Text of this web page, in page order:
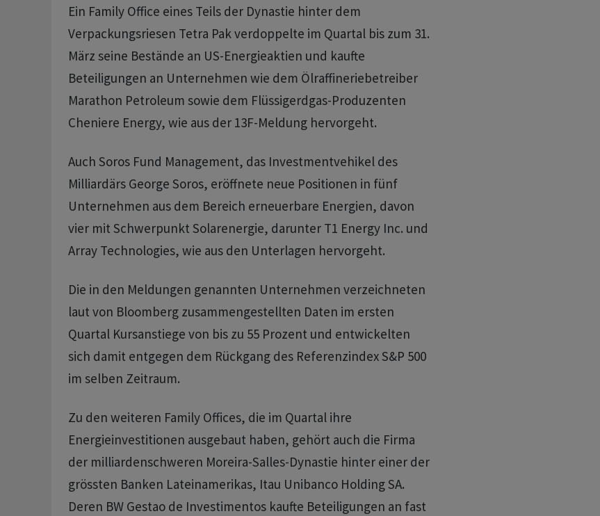
Ein Family Office eines Teils der Dynastie hinter dem
Verpackungsriesen Tetra Pak verdoppelte im Quartal bis zum 31.
März seine Bestände an US-Energieaktien und kaufte
Beteiligungen an Unternehmen wie dem Ölraffineriebetreiber
Marathon Petroleum sowie dem Flüssigerdgas-Produzenten
Cheniere Energy, wie aus der 13F-Meldung hervorgeht.
Auch Soros Fund Management, das Investmentvehikel des
Milliardärs George Soros, eröffnete neue Positionen in fünf
Unternehmen aus dem Bereich erneuerbare Energien, davon
vier mit Schwerpunkt Solarenergie, darunter T1 Energy Inc. und
Array Technologies, wie aus den Unterlagen hervorgeht.
Die in den Meldungen genannten Unternehmen verzeichneten
laut von Bloomberg zusammengestellten Daten im ersten
Quartal Kursanstiege von bis zu 55 Prozent und entwickelten
sich damit entgegen dem Rückgang des Referenzindex S&P 500
im selben Zeitraum.
Zu den weiteren Family Offices, die im Quartal ihre
Energieinvestitionen ausgebaut haben, gehört auch die Firma
der milliardenschweren Moreira-Salles-Dynastie hinter einer der
grössten Banken Lateinamerikas, Itau Unibanco Holding SA.
Deren BW Gestao de Investimentos kaufte Beteiligungen an fast